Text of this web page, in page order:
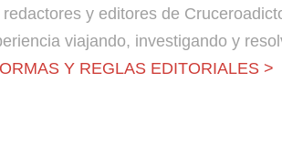
y editores de
viajando, investigando y
Y REGLAS EDITORIALES >